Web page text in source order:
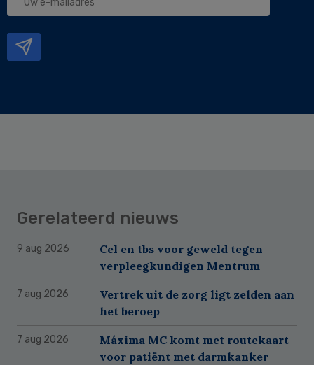
Gerelateerd nieuws
9 aug 2026
Cel en tbs voor geweld tegen
verpleegkundigen Mentrum
7 aug 2026
Vertrek uit de zorg ligt zelden aan
het beroep
7 aug 2026
Máxima MC komt met routekaart
voor patiënt met darmkanker